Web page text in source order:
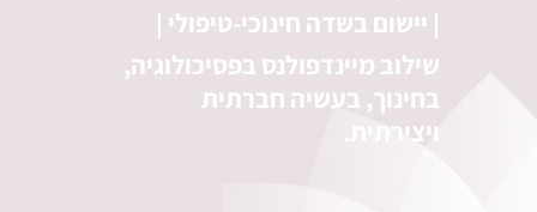
| יישום בשדה חינוכי-טיפולי |
שילוב מיינדפולנס בפסיכולוגיה,
בחינוך, בעשיה חברתית
ויצירתית.